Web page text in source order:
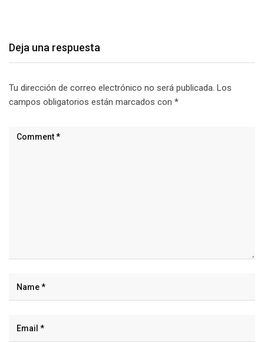
Deja una respuesta
Tu dirección de correo electrónico no será publicada. Los
campos obligatorios están marcados con *